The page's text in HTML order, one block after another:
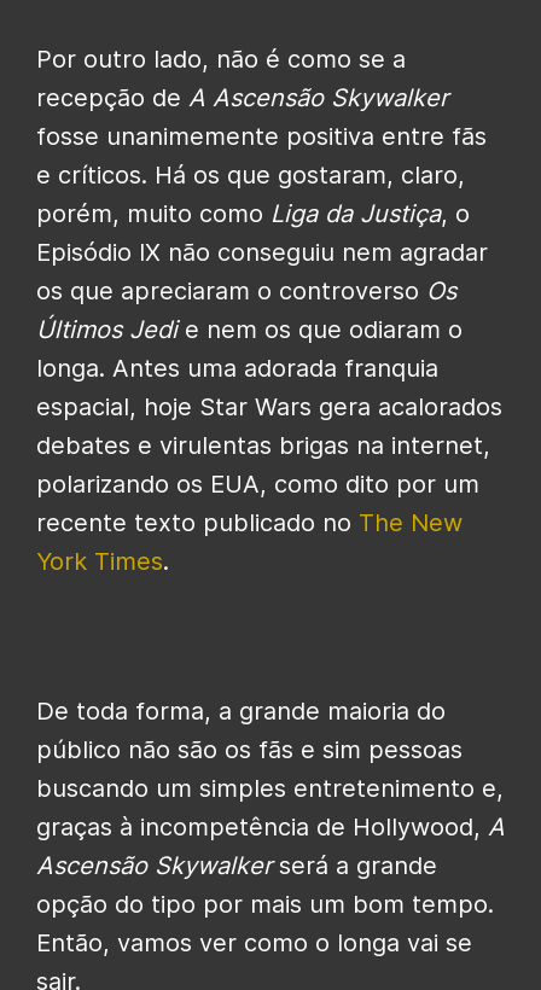
Por outro lado, não é como se a
recepção de A Ascensão Skywalker
fosse unanimemente positiva entre fãs
e críticos. Há os que gostaram, claro,
porém, muito como Liga da Justiça, o
Episódio IX não conseguiu nem agradar
os que apreciaram o controverso Os
Últimos Jedie nem os que odiaram o
longa. Antes uma adorada franquia
espacial, hoje Star Wars gera acalorados
debates e virulentas brigas na internet,
polarizando os EUA, como dito por um
recente texto publicado no The New
York Times.
De toda forma, a grande maioria do
público não são os fãs e sim pessoas
buscando um simples entretenimento e,
graças à incompetência de Hollywood, A
Ascensão Skywalkerserá a grande
opção do tipo por mais um bom tempo.
Então, vamos ver como o longa vai se
sair.